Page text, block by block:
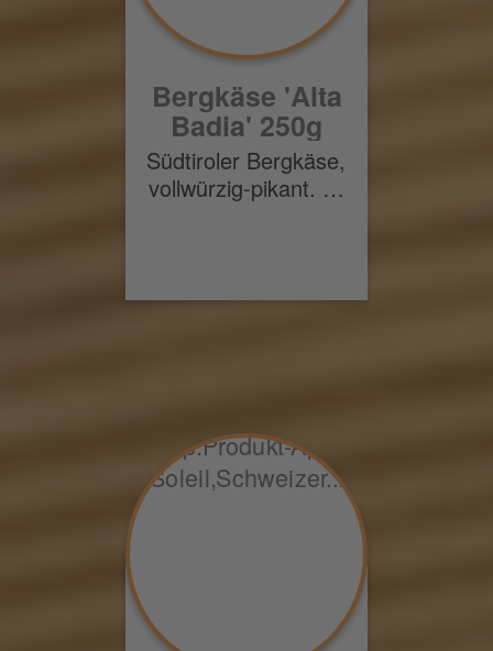
Bergkäse 'Alta
Badia' 250g
Südtiroler Bergkäse,
vollwürzig-pikant. …